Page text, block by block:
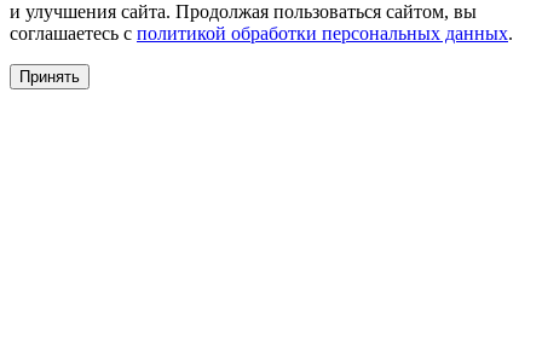
и улучшения сайта. Продолжая пользоваться сайтом, вы
соглашаетесь с политикой обработки персональных данных.
Принять